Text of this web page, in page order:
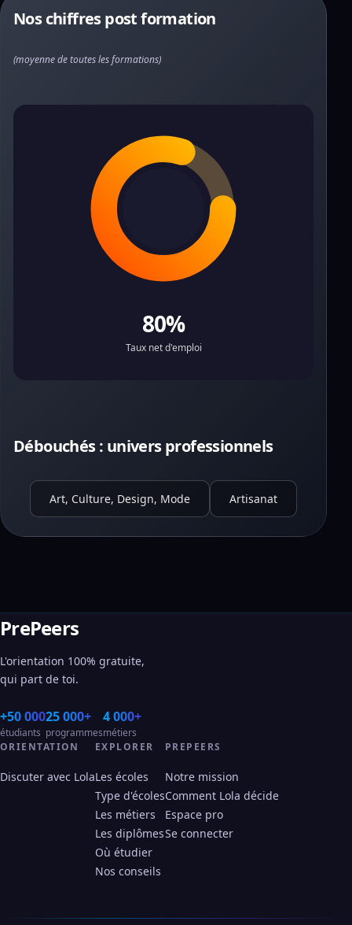
Nos chiffres post formation
(moyenne de toutes les formations)
80%
Taux net d'emploi
Débouchés : univers professionnels
Art, Culture, Design, Mode Artisanat
PrePeers
L'orientation 100% gratuite,
qui part de toi.
+50 000
étudiants
25 000+
programmes
4 000+
métiers
ORIENTATION
Discuter avec Lola
EXPLORER
Les écoles
Type d'écoles
Les métiers
Les diplômes
Où étudier
Nos conseils
PREPEERS
Notre mission
Comment Lola décide
Espace pro
Se connecter